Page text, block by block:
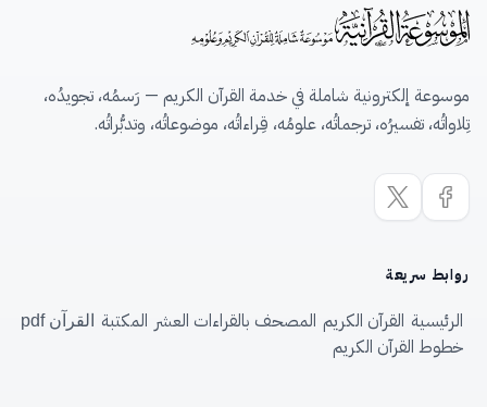
موسوعة إلكترونية شاملة في خدمة القرآن الكريم — رَسمُه، تجويدُه،
تِلاواتُه، تفسيرُه، ترجماتُه، علومُه، قِراءاتُه، موضوعاتُه، وتدبُّراتُه.
روابط سريعة
الرئيسية القرآن الكريم المصحف بالقراءات العشر المكتبة القرآن pdf
خطوط القرآن الكريم